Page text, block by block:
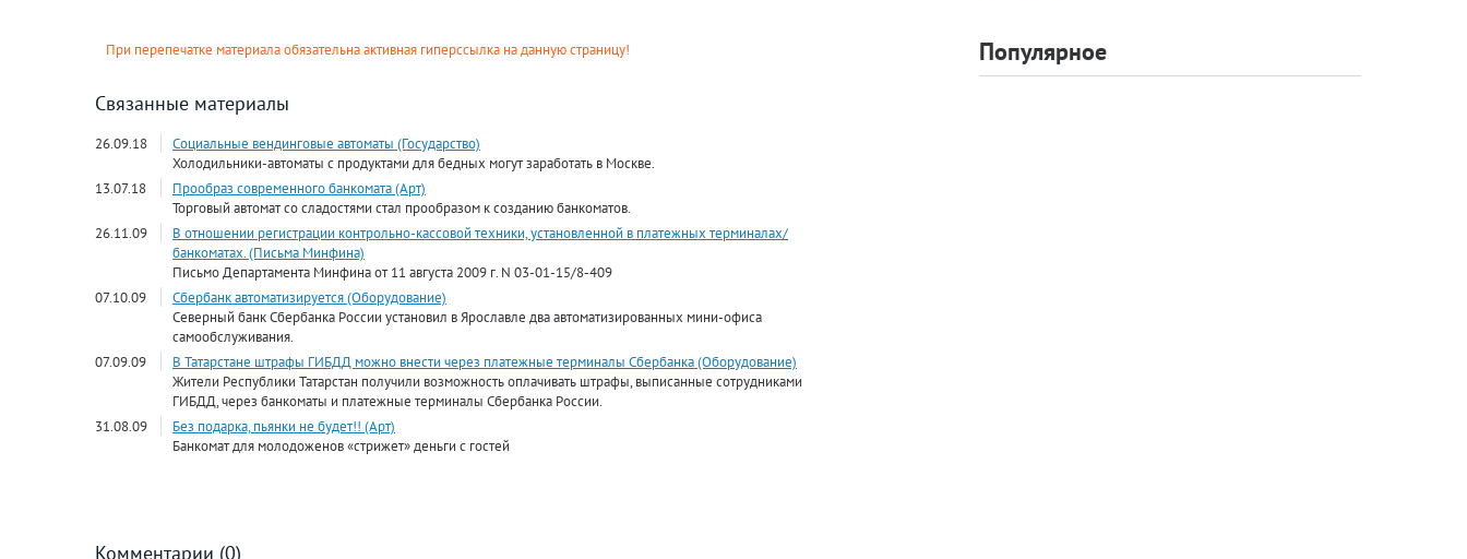
При перепечатке материала обязательна активная гиперссылка на данную страницу!
Связанные материалы
26.09.18
Социальные вендинговые автоматы (Государство)
Холодильники-автоматы с продуктами для бедных могут заработать в Москве.
13.07.18
Прообраз современного банкомата (Арт)
Торговый автомат со сладостями стал прообразом к созданию банкоматов.
26.11.09
В отношении регистрации контрольно-кассовой техники, установленной в платежных терминалах/
банкоматах. (Письма Минфина)
Письмо Департамента Минфина от 11 августа 2009 г. N 03-01-15/8-409
07.10.09
Сбербанк автоматизируется (Оборудование)
Северный банк Сбербанка России установил в Ярославле два автоматизированных мини-офиса
самообслуживания.
07.09.09
В Татарстане штрафы ГИБДД можно внести через платежные терминалы Сбербанка (Оборудование)
Жители Республики Татарстан получили возможность оплачивать штрафы, выписанные сотрудниками
ГИБДД, через банкоматы и платежные терминалы Сбербанка России.
31.08.09
Без подарка, пьянки не будет!! (Арт)
Банкомат для молодоженов «стрижет» деньги с гостей
Комментарии (0)
Популярное